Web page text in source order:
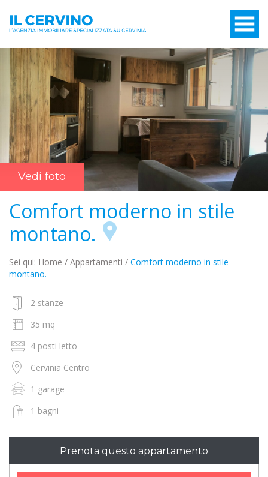
Vedi foto
Comfort moderno in stile
montano.
Sei qui: Home / Appartamenti / Comfort moderno in stile
montano.
2 stanze
35 mq
4 posti letto
Cervinia Centro
1 garage
1 bagni
Prenota questo appartamento